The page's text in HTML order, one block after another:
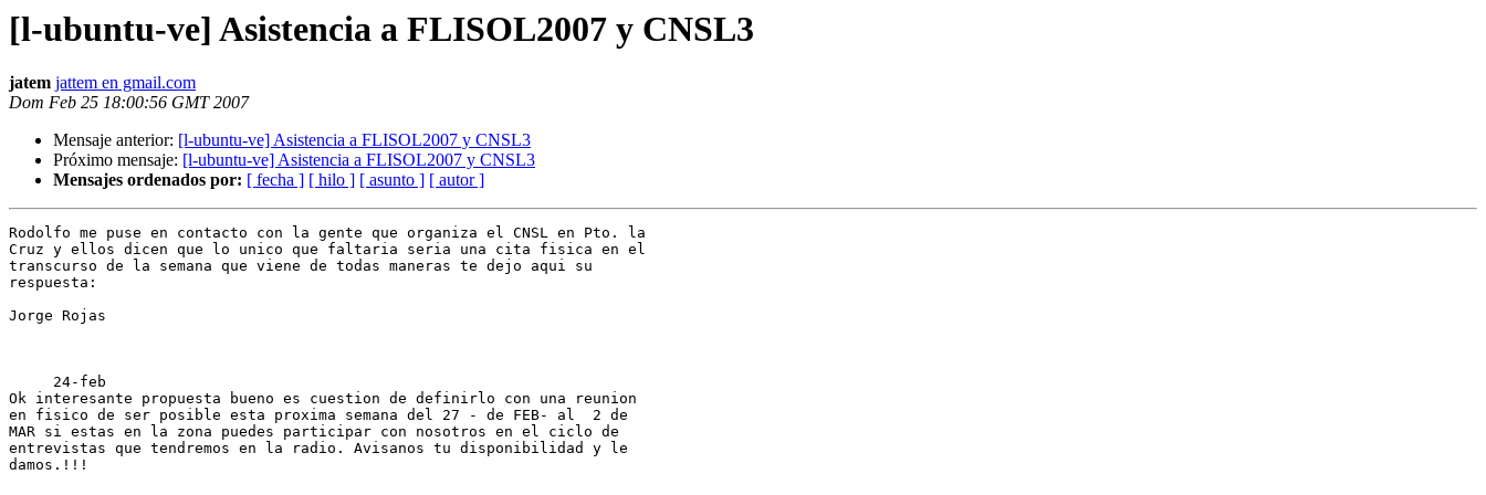
[l-ubuntu-ve] Asistencia a FLISOL2007 y CNSL3
jatem jattem en gmail.com
Dom Feb 25 18:00:56 GMT 2007
Mensaje anterior: [l-ubuntu-ve] Asistencia a FLISOL2007 y CNSL3
Próximo mensaje: [l-ubuntu-ve] Asistencia a FLISOL2007 y CNSL3
Mensajes ordenados por: [ fecha ] [ hilo ] [ asunto ] [ autor ]
Rodolfo me puse en contacto con la gente que organiza el CNSL en Pto. la
Cruz y ellos dicen que lo unico que faltaria seria una cita fisica en el
transcurso de la semana que viene de todas maneras te dejo aqui su
respuesta:
Jorge Rojas
     24-feb
Ok interesante propuesta bueno es cuestion de definirlo con una reunion
en fisico de ser posible esta proxima semana del 27 - de FEB- al  2 de
MAR si estas en la zona puedes participar con nosotros en el ciclo de
entrevistas que tendremos en la radio. Avisanos tu disponibilidad y le
damos.!!!